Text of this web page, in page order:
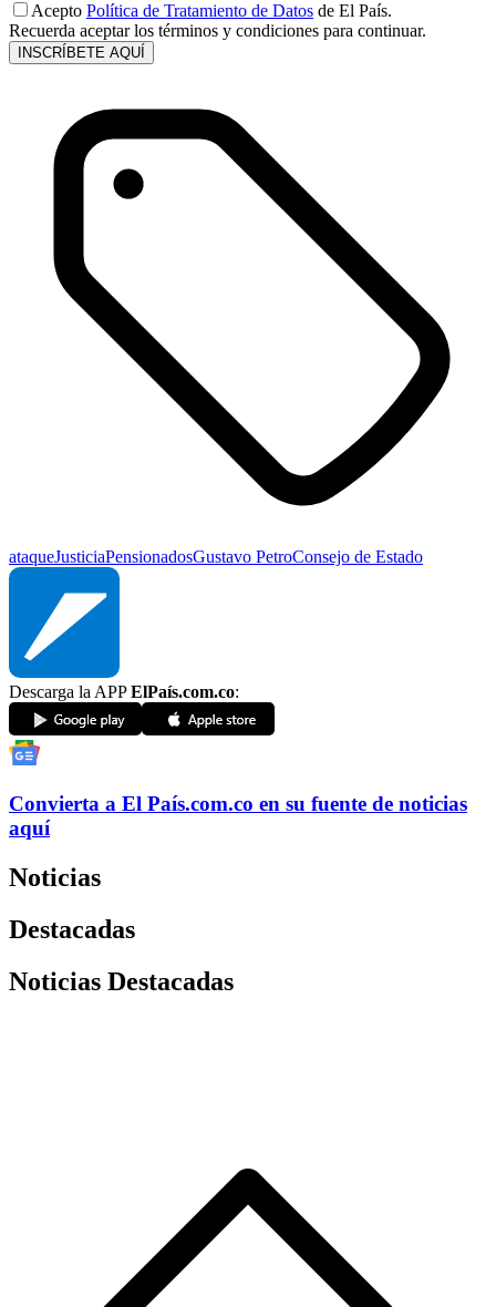
Acepto Política de Tratamiento de Datos de El País.
Recuerda aceptar los términos y condiciones para continuar.
INSCRÍBETE AQUÍ
ataqueJusticiaPensionadosGustavo PetroConsejo de Estado
Descarga la APPElPaís.com.co:
Convierta a El País.com.co en su fuente de noticias
aquí
Noticias
Destacadas
Noticias Destacadas